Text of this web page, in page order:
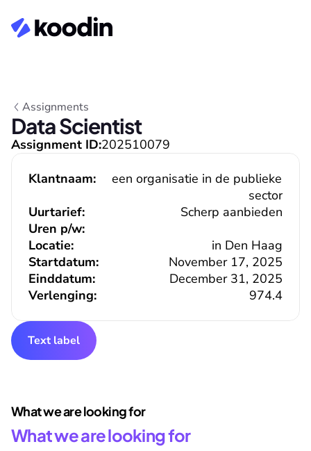
Assignments
Data Scientist
Assignment ID:202510079
Klantnaam:
een organisatie in de publieke
sector
Uurtarief:
Scherp aanbieden
Uren p/w:
Locatie:
in Den Haag
Verlenging: 974.4
Einddatum: December 31, 2025
Startdatum: November 17, 2025
Text label
What we are looking for
What we are looking for